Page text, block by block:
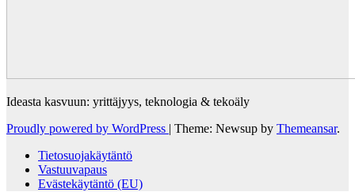
Ideasta kasvuun: yrittäjyys, teknologia & tekoäly
Proudly powered by WordPress | Theme: Newsup by Themeansar.
Tietosuojakäytäntö
Vastuuvapaus
Evästekäytäntö (EU)